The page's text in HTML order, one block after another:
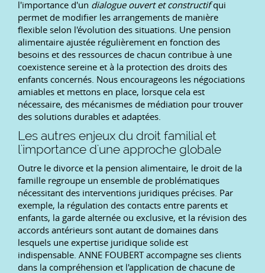
l'importance d'un dialogue ouvert et constructifqui
permet de modifier les arrangements de manière
flexible selon l'évolution des situations. Une pension
alimentaire ajustée régulièrement en fonction des
besoins et des ressources de chacun contribue à une
coexistence sereine et à la protection des droits des
enfants concernés. Nous encourageons les négociations
amiables et mettons en place, lorsque cela est
nécessaire, des mécanismes de médiation pour trouver
des solutions durables et adaptées.
Les autres enjeux du droit familial et
l'importance d'une approche globale
Outre le divorce et la pension alimentaire, le droit de la
famille regroupe un ensemble de problématiques
nécessitant des interventions juridiques précises. Par
exemple, la régulation des contacts entre parents et
enfants, la garde alternée ou exclusive, et la révision des
accords antérieurs sont autant de domaines dans
lesquels une expertise juridique solide est
indispensable. ANNE FOUBERT accompagne ses clients
dans la compréhension et l'application de chacune de